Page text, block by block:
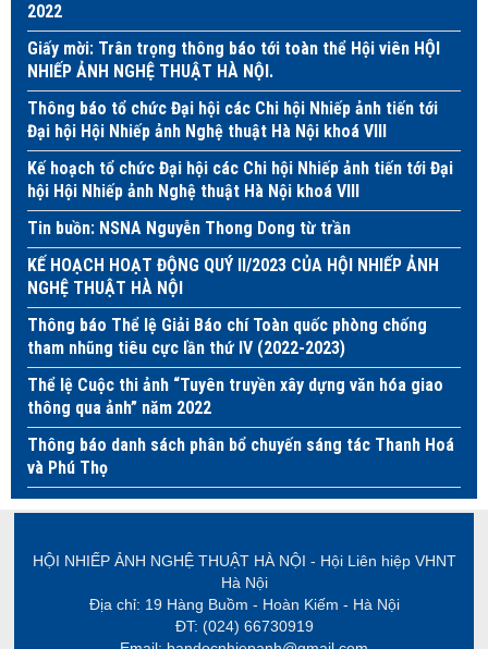
2022
Giấy mời: Trân trọng thông báo tới toàn thể Hội viên HỘI
NHIẾP ẢNH NGHỆ THUẬT HÀ NỘI.
Thông báo tổ chức Đại hội các Chi hội Nhiếp ảnh tiến tới
Đại hội Hội Nhiếp ảnh Nghệ thuật Hà Nội khoá VIII
Kế hoạch tổ chức Đại hội các Chi hội Nhiếp ảnh tiến tới Đại
hội Hội Nhiếp ảnh Nghệ thuật Hà Nội khoá VIII
Tin buồn: NSNA Nguyễn Thong Dong từ trần
KẾ HOẠCH HOẠT ĐỘNG QUÝ II/2023 CỦA HỘI NHIẾP ẢNH
NGHỆ THUẬT HÀ NỘI
Thông báo Thể lệ Giải Báo chí Toàn quốc phòng chống
tham nhũng tiêu cực lần thứ IV (2022-2023)
Thể lệ Cuộc thi ảnh “Tuyên truyền xây dựng văn hóa giao
thông qua ảnh” năm 2022
Thông báo danh sách phân bổ chuyến sáng tác Thanh Hoá
và Phú Thọ
HỘI NHIẾP ẢNH NGHỆ THUẬT HÀ NỘI - Hội Liên hiệp VHNT
Hà Nội
Địa chỉ: 19 Hàng Buồm - Hoàn Kiếm - Hà Nội
ĐT: (024) 66730919